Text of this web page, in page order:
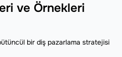
ve Örnekleri
bir diş pazarlama stratejisi